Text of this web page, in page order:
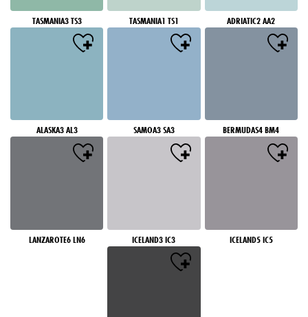
TASMANIA3 TS3 TASMANIA1 TS1 ADRIATIC2 AA2
ALASKA3 AL3 SAMOA3 SA3 BERMUDAS4 BM4
LANZAROTE6 LN6 ICELAND3 IC3 ICELAND5 IC5